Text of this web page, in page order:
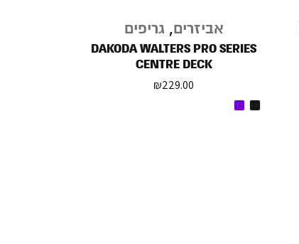
אביזרים, גריפים
DAKODA WALTERS PRO SERIES
CENTRE DECK
₪229.00